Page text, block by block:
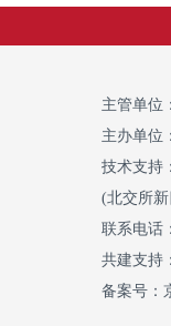
主管单位
主办单位
技术支持：
(北交所新
联系电话
共建支持：
备案号：